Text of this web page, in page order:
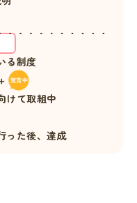
る制度
けて取組中
った後、達成